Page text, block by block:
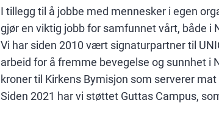
I tillegg til å jobbe med mennesker i egen
gjør en viktig jobb for samfunnet vårt, både i
Vi har siden 2010 vært signaturpartner til
arbeid for å fremme bevegelse og sunnhet i
kroner til Kirkens Bymisjon som serverer
Siden 2021 har vi støttet Guttas Campus,